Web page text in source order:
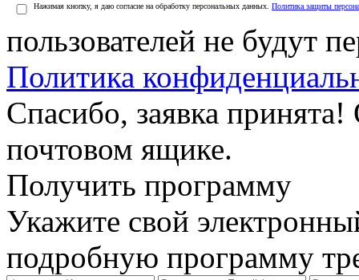
Нажимая кнопку, я даю согласие на обработку персональных данных. Политика защиты
пользователей не будут
Политика
Спасибо, заявка
почтовом ящике.
Получить программу
Укажите свой
подробную программу